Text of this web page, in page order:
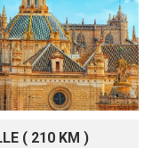
( 210 KM )